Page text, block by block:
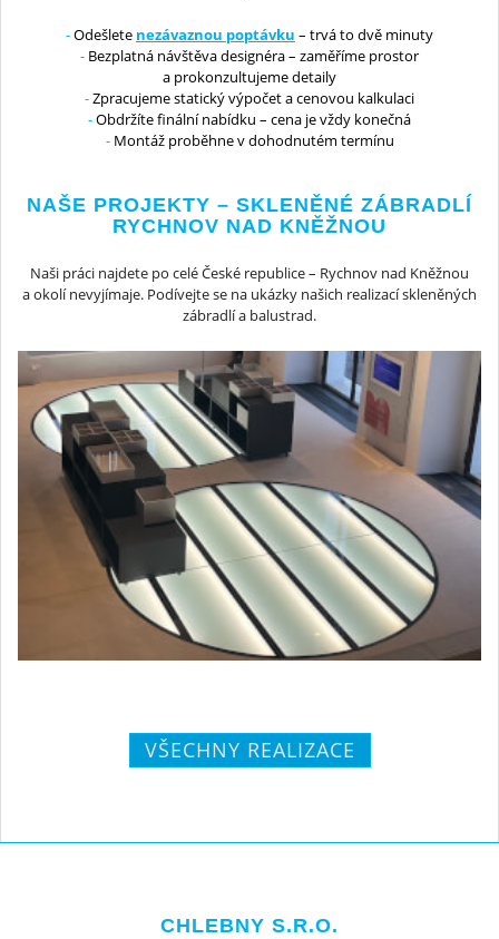
Odešlete nezávaznou poptávku – trvá to dvě minuty
Bezplatná návštěva designéra – zaměříme prostor
a prokonzultujeme detaily
Zpracujeme statický výpočet a cenovou kalkulaci
Obdržíte finální nabídku – cena je vždy konečná
Montáž proběhne v dohodnutém termínu
NAŠE PROJEKTY – SKLENĚNÉ ZÁBRADLÍ
RYCHNOV NAD KNĚŽNOU
Naši práci najdete po celé České republice – Rychnov nad Kněžnou
a okolí nevyjímaje. Podívejte se na ukázky našich realizací skleněných
zábradlí a balustrad.
VŠECHNY REALIZACE
CHLEBNY S.R.O.